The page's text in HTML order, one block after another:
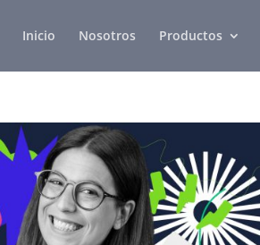
Inicio Nosotros Productos